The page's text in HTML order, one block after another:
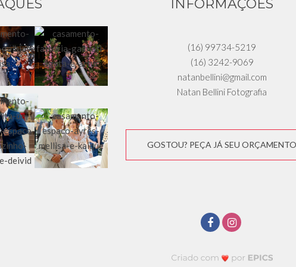
INFORMAÇÕES
(16) 99734-5219
(16) 3242-9069
natanbellini@gmail.com
Natan Bellini Fotografia
GOSTOU? PEÇA JÁ SEU ORÇAMENTO